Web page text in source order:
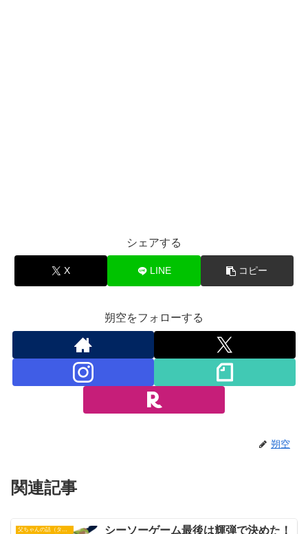
シェアする
X LINE コピー
朔空をフォローする
朔空
関連記事
父ちゃんの話（タイガース）
シーソーゲーム最後は輝弾で決めた！